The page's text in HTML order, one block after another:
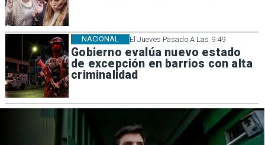
El Jueves Pasado A Las 9:49
Gobierno evalúa nuevo estado
de excepción en barrios con alta
criminalidad
NACIONAL